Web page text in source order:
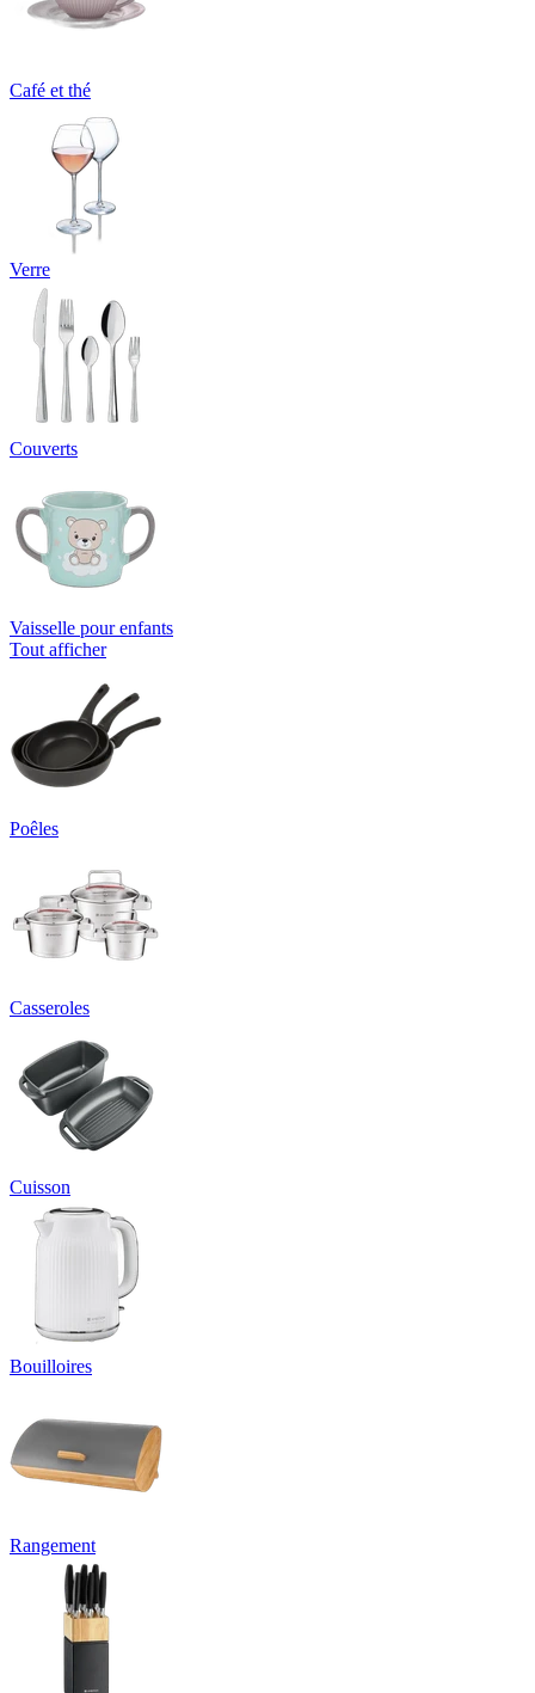
Café et thé
Verre
Couverts
Vaisselle pour enfants
Tout afficher
Poêles
Casseroles
Cuisson
Bouilloires
Rangement